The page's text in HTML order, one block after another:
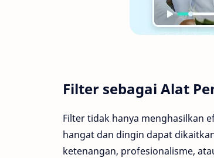
Filter sebagai Alat
Filter tidak hanya menghasilkan
hangat dan dingin dapat
ketenangan, profesionalisme,